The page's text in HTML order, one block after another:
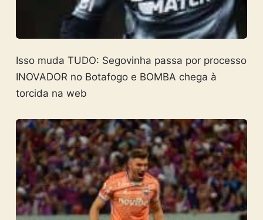
Isso muda TUDO: Segovinha passa por processo
INOVADOR no Botafogo e BOMBA chega à
torcida na web